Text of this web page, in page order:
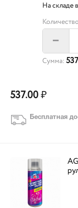
На складе
–
Сумма: 537
537.00₽
Бесплатная